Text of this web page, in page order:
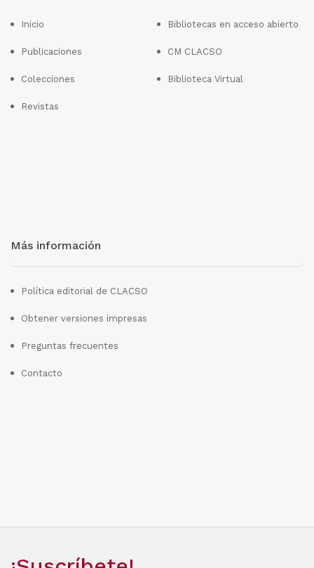
Inicio
Publicaciones
Colecciones
Revistas
Bibliotecas en acceso abierto
CM CLACSO
Biblioteca Virtual
Más información
Política editorial de CLACSO
Obtener versiones impresas
Preguntas frecuentes
Contacto